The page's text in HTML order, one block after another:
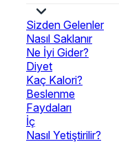
Sizden Gelenler
Nasıl Saklanır
Ne İyi Gider?
Diyet
Kaç Kalori?
Beslenme
Faydaları
İç
Nasıl Yetiştirilir?